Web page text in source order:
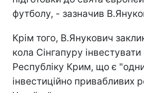
футболу, - зазначив
Крім того, В.Янукович
кола Сінгапуру
Республіку Крим, що є
інвестиційно привабливих